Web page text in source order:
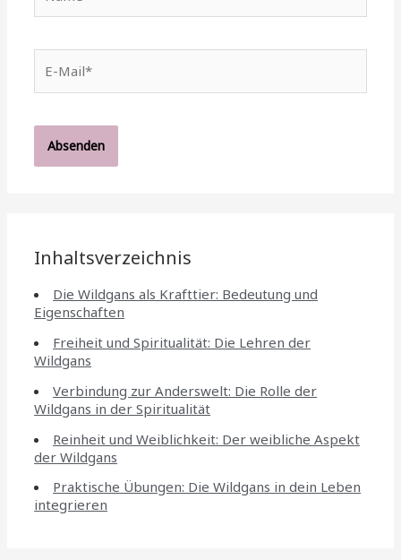
Mail*
Inhaltsverzeichnis
Die Wildgans als Krafttier: Bedeutung und
Eigenschaften
Freiheit und Spiritualität: Die Lehren der
Wildgans
Verbindung zur Anderswelt: Die Rolle der
Wildgans in der Spiritualität
Reinheit und Weiblichkeit: Der weibliche Aspekt
der Wildgans
Praktische Übungen: Die Wildgans in dein Leben
integrieren